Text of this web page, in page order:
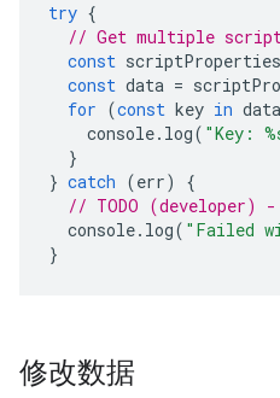
try {
// Get multiple
const scriptProperties
const data =
for (const key in data
console. log( "Key:
}
} catch (err)
{
// TODO (developer) -
console. log( "Failed
}
修改数据